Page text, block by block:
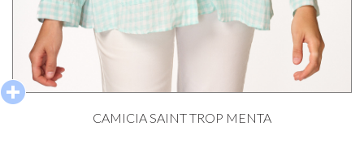
CAMICIA SAINT TROP MENTA